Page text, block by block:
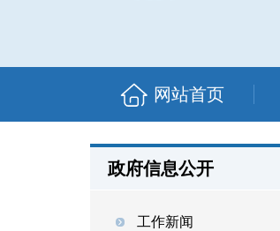
网站首页
政府信息公开
工作新闻